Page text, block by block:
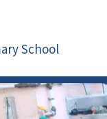
School